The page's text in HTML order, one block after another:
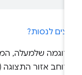
לנסות?
שלמעלה,
אזור התצוגה (